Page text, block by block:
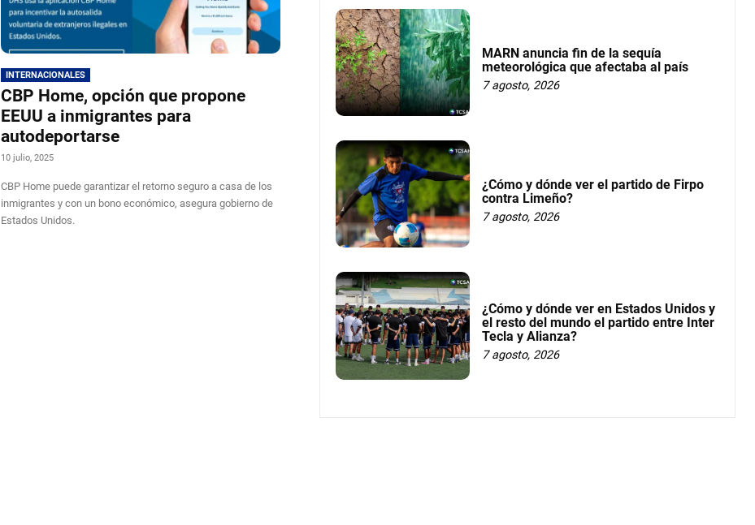
INTERNACIONALES
CBP Home, opción que propone
EEUU a inmigrantes para
autodeportarse
10 julio, 2025
CBP Home puede garantizar el retorno seguro a casa de los
inmigrantes y con un bono económico, asegura gobierno de
Estados Unidos.
MARN anuncia fin de la sequía
meteorológica que afectaba al país
7 agosto, 2026
¿Cómo y dónde ver el partido de Firpo
contra Limeño?
7 agosto, 2026
¿Cómo y dónde ver en Estados Unidos y
el resto del mundo el partido entre Inter
Tecla y Alianza?
7 agosto, 2026